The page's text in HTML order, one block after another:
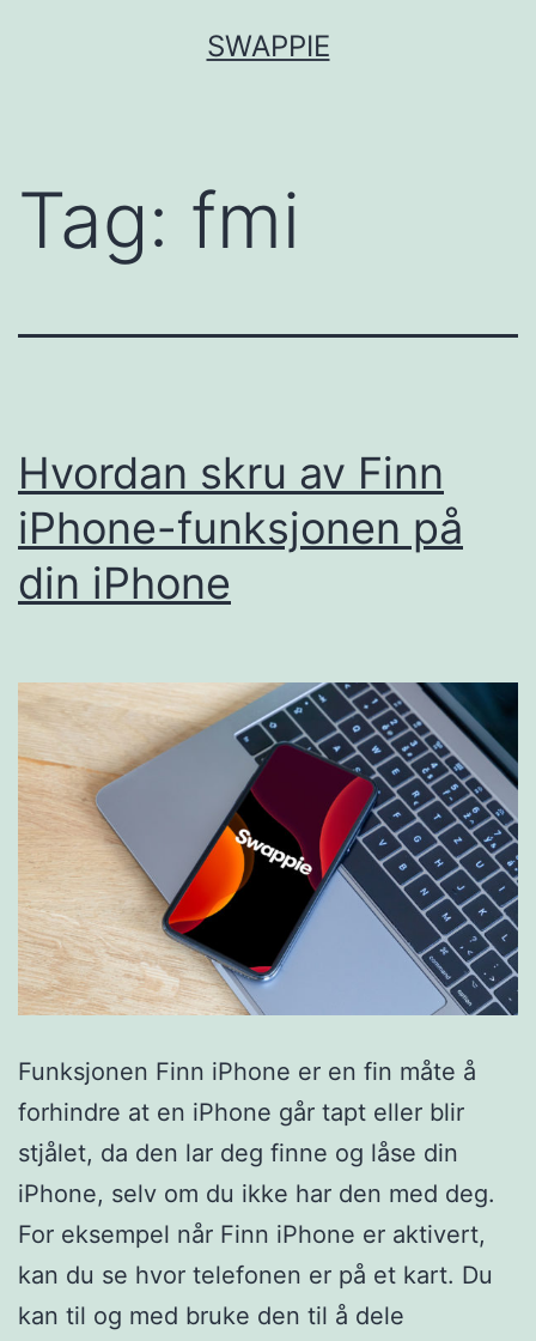
SWAPPIE
Tag: fmi
Hvordan skru av Finn
iPhone-funksjonen på
din iPhone
Funksjonen Finn iPhone er en fin måte å
forhindre at en iPhone går tapt eller blir
stjålet, da den lar deg finne og låse din
iPhone, selv om du ikke har den med deg.
For eksempel når Finn iPhone er aktivert,
kan du se hvor telefonen er på et kart. Du
kan til og med bruke den til å dele